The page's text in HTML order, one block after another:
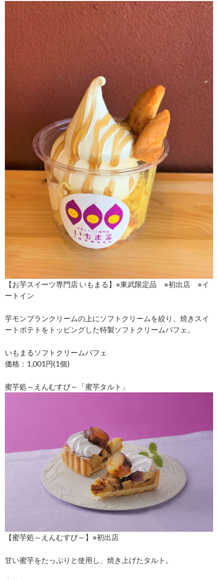
【お芋スイーツ専門店 いもまる】※東武限定品 ※初出店 ※イ
ートイン
芋モンブランクリームの上にソフトクリームを絞り、焼きスイ
ートポテトをトッピングした特製ソフトクリームパフェ。
いもまるソフトクリームパフェ
価格：1,001円(1個)
蜜芋処～えんむすび～「蜜芋タルト」
【蜜芋処～えんむすび～】※初出店
甘い蜜芋をたっぷりと使用し、焼き上げたタルト。